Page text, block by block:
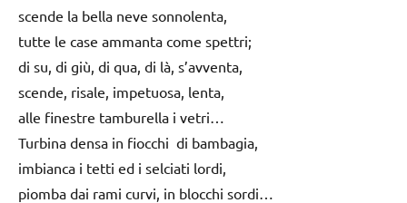
scende la bella neve sonnolenta,
tutte le case ammanta come spettri;
di su, di giù, di qua, di là, s’avventa,
scende, risale, impetuosa, lenta,
alle finestre tamburella i vetri…
Turbina densa in fiocchi di bambagia,
imbianca i tetti ed i selciati lordi,
piomba dai rami curvi, in blocchi sordi…